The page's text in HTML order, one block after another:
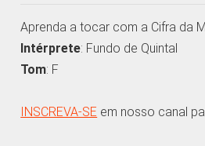
Aprenda a tocar com a Cifra da
Intérprete: Fundo de Quintal
Tom: F
INSCREVA-SE em nosso canal